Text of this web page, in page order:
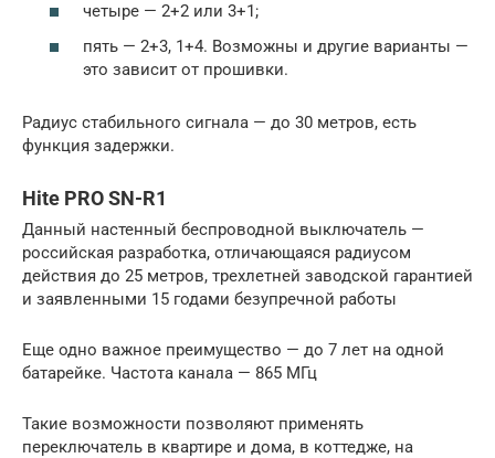
четыре — 2+2 или 3+1;
пять — 2+3, 1+4. Возможны и другие варианты —
это зависит от прошивки.
Радиус стабильного сигнала — до 30 метров, есть
функция задержки.
Hite PRO SN-R1
Данный настенный беспроводной выключатель —
российская разработка, отличающаяся радиусом
действия до 25 метров, трехлетней заводской гарантией
и заявленными 15 годами безупречной работы
Еще одно важное преимущество — до 7 лет на одной
батарейке. Частота канала — 865 МГц
Такие возможности позволяют применять
переключатель в квартире и дома, в коттедже, на